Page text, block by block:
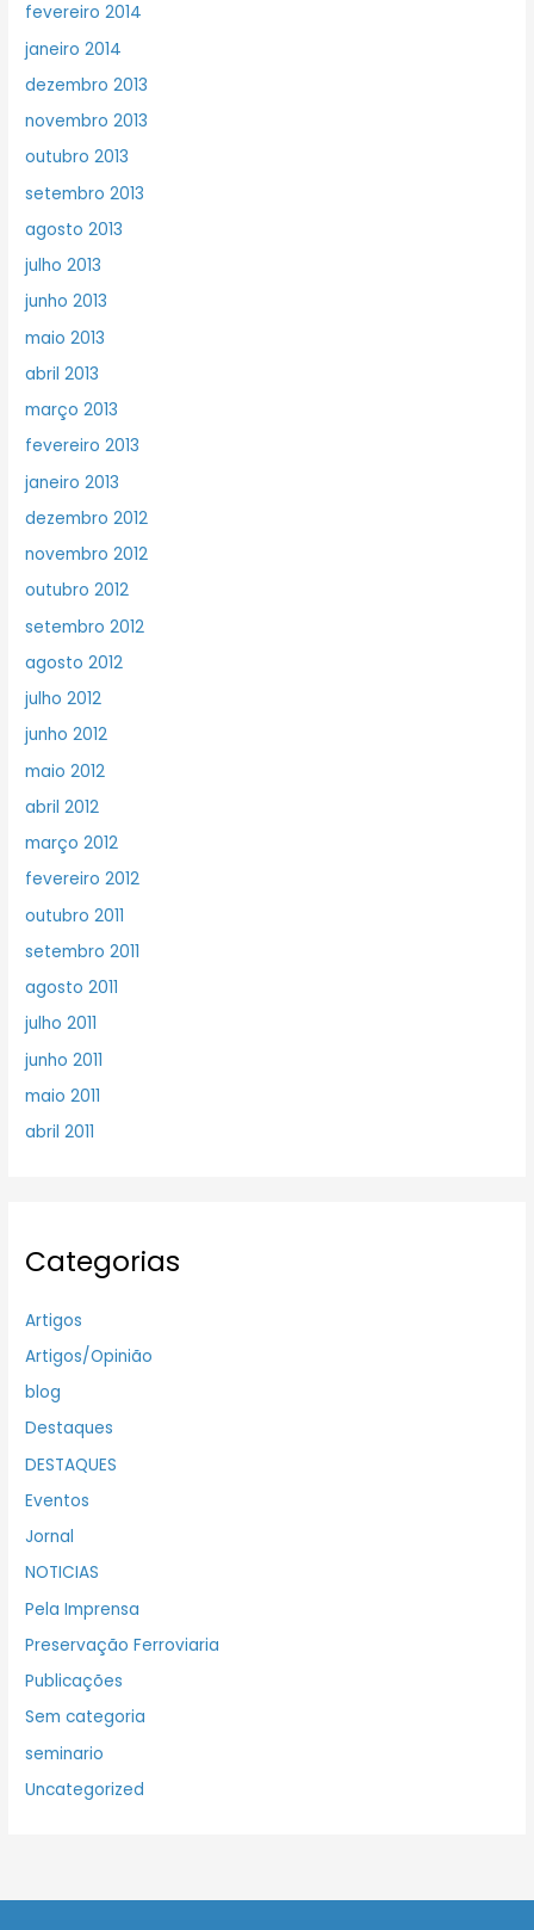
fevereiro 2014
janeiro 2014
dezembro 2013
novembro 2013
outubro 2013
setembro 2013
agosto 2013
julho 2013
junho 2013
maio 2013
abril 2013
março 2013
fevereiro 2013
janeiro 2013
dezembro 2012
novembro 2012
outubro 2012
setembro 2012
agosto 2012
julho 2012
junho 2012
maio 2012
abril 2012
março 2012
fevereiro 2012
outubro 2011
setembro 2011
agosto 2011
julho 2011
junho 2011
maio 2011
abril 2011
Categorias
Artigos
Artigos/Opinião
blog
Destaques
DESTAQUES
Eventos
Jornal
NOTICIAS
Pela Imprensa
Preservação Ferroviaria
Publicações
Sem categoria
seminario
Uncategorized